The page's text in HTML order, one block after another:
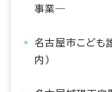
事業―
名古屋市こども
内）